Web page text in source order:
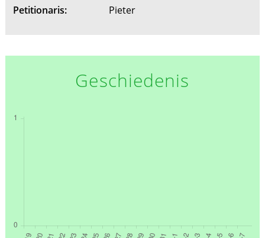
Petitionaris:
Pieter
Geschiedenis